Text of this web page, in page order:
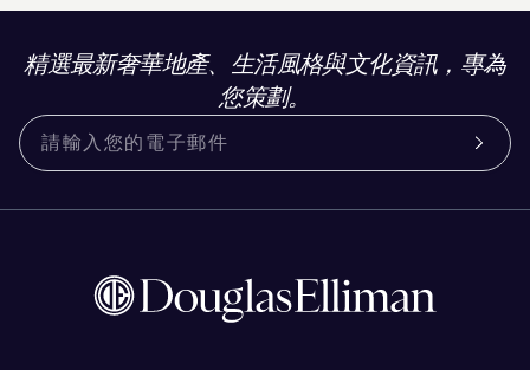
精選最新奢華地產、生活風格與文化資訊，專為
您策劃。